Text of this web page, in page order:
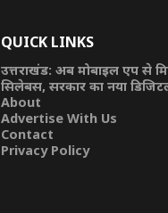
QUICK LINKS
उत्तराखंड: अब मोबाइल एप से
सिलेबस, सरकार का नया
About
Advertise With Us
Contact
Privacy Policy